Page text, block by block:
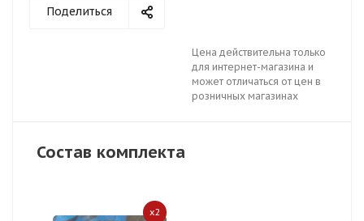
Поделиться
Цена действительна только
для интернет-магазина и
может отличаться от цен в
розничных магазинах
Состав комплекта
x2